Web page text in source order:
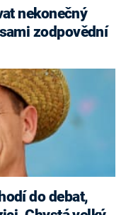
zodpovědní
do debat,